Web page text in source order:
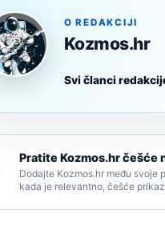
O REDAKCIJI
Kozmos.hr
Svi članci
Pratite Kozmos.hr češće
Dodajte Kozmos.hr među svoje
kada je relevantno, češće